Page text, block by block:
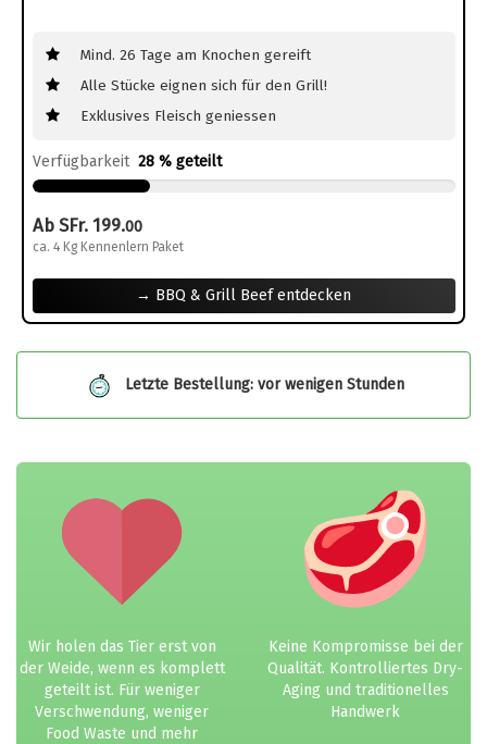
Mind. 26 Tage am Knochen gereift
Alle Stücke eignen sich für den Grill!
Exklusives Fleisch geniessen
Verfügbarkeit 28 % geteilt
Ab SFr. 199.00
ca. 4 Kg Kennenlern Paket
→ BBQ & Grill Beef entdecken
Letzte Bestellung: vor wenigen Stunden
Wir holen das Tier erst von
der Weide, wenn es komplett
geteilt ist. Für weniger
Verschwendung, weniger
Food Waste und mehr
Keine Kompromisse bei der
Qualität. Kontrolliertes Dry-
Aging und traditionelles
Handwerk